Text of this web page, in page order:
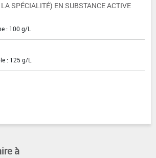
SPÉCIALITÉ) EN SUBSTANCE ACTIVE
: 100 g/L
: 125 g/L
à